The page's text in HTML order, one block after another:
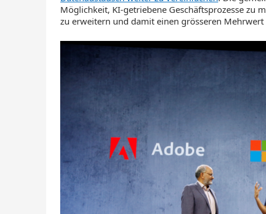
Möglichkeit, KI-getriebene Geschäftsprozesse zu
zu erweitern und damit einen grösseren